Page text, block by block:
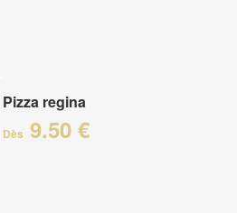
Pizza regina
Dès 9.50 €